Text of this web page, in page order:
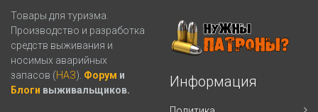
Товары для туризма.
Производство и разработка
средств выживания и
носимых аварийных
запасов (НАЗ). Форум и
Блоги выживальщиков.
Информация